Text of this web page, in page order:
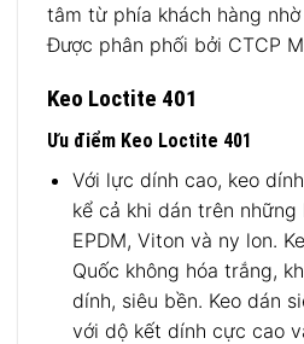
tâm từ phía khách hàng
Được phân phối bởi CTCP
Keo Loctite 401
Ưu điểm Keo Loctite 401
Với lực dính cao, keo
kể cả khi dán trên
EPDM, Viton và ny lon.
Quốc không hóa trắng,
dính, siêu bền. Keo dán
với dộ kết dính cực cao